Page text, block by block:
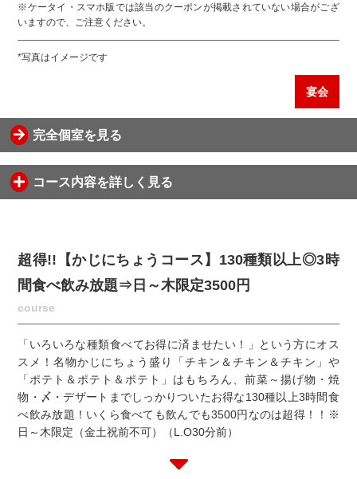
※ケータイ・スマホ版では該当のクーポンが掲載されていない場合がござ
いますので、ご注意ください。
*写真はイメージです
宴会
完全個室を見る
コース内容を詳しく見る
超得!!【かじにちょうコース】130種類以上◎3時
間食べ飲み放題⇒日～木限定3500円
course
「いろいろな種類食べてお得に済ませたい！」という方にオス
スメ！名物かじにちょう盛り「チキン＆チキン＆チキン」や
「ポテト＆ポテト＆ポテト」はもちろん、前菜～揚げ物・焼
物・〆・デザートまでしっかりついたお得な130種以上3時間食
べ飲み放題！いくら食べても飲んでも3500円なのは超得！！※
日～木限定（金土祝前不可）（L.O30分前）